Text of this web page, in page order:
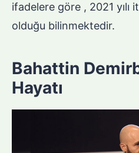
ifadelere göre , 2021 yılı
olduğu bilinmektedir.
Bahattin
Hayatı